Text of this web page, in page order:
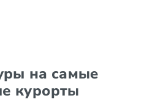
на самые
курорты